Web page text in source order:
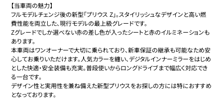
【当車両の魅力】
フルモデルチェンジ後の新型「プリウス Z」。スタイリッシュなデザインと高い燃
費性能を両立した、現行モデルの最上級グレードです。
Zグレードでしか選べない赤の差し色が入ったシートと赤のイルミネーションも
あります。
本車両はワンオーナーで大切に乗られており、新車保証の継承も可能なため安
心してお乗りいただけます。人気カラーを纏い、デジタルインナーミラーをはじめ
とした快適・安全装備も充実。普段使いからロングドライブまで幅広く対応でき
る一台です。
デザイン性と実用性を兼ね備えた新型プリウスをお探しの方には特におすすめ
となっております。